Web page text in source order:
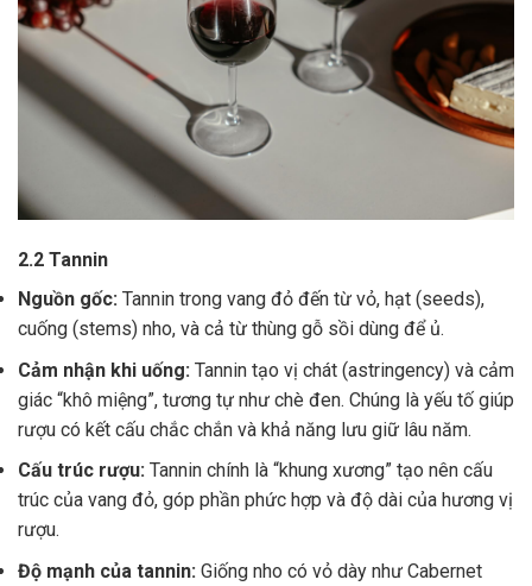
2.2 Tannin
Nguồn gốc: Tannin trong vang đỏ đến từ vỏ, hạt (seeds),
cuống (stems) nho, và cả từ thùng gỗ sồi dùng để ủ.
Cảm nhận khi uống: Tannin tạo vị chát (astringency) và cảm
giác “khô miệng”, tương tự như chè đen. Chúng là yếu tố giúp
rượu có kết cấu chắc chắn và khả năng lưu giữ lâu năm.
Cấu trúc rượu: Tannin chính là “khung xương” tạo nên cấu
trúc của vang đỏ, góp phần phức hợp và độ dài của hương vị
rượu.
Độ mạnh của tannin: Giống nho có vỏ dày như Cabernet